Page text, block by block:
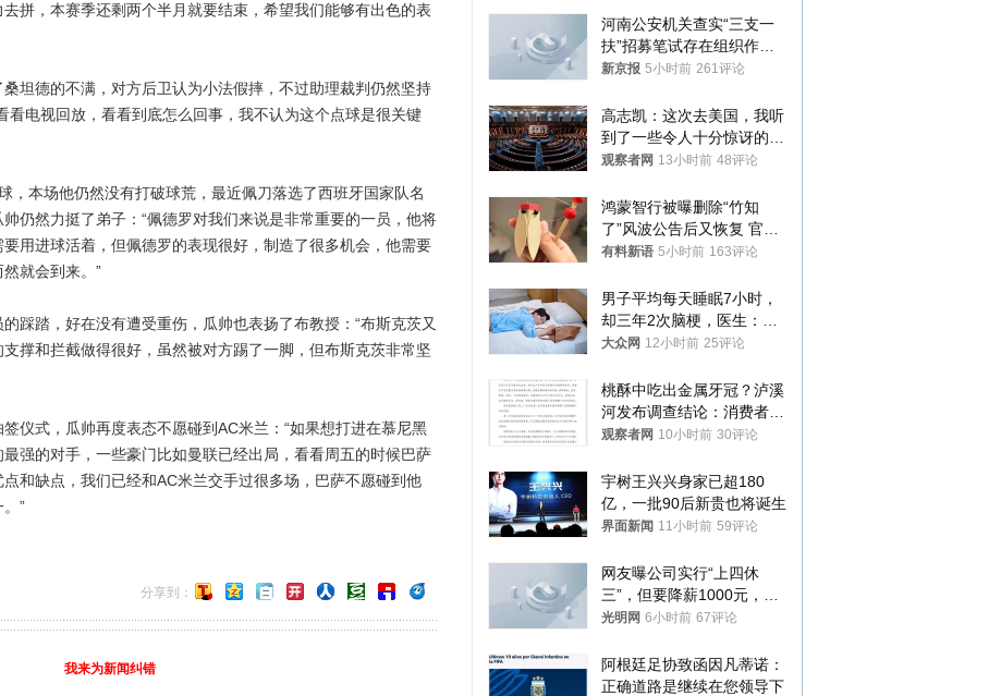
拼，本赛季还剩两个半月就要结束，希望我们能够有出色的表
德的不满，对方后卫认为小法假摔，不过助理裁判仍然坚持
看电视回放，看看到底怎么回事，我不认为这个点球是很关键
本场他仍然没有打破球荒，最近佩刀落选了西班牙国家队名
仍然力挺了弟子：“佩德罗对我们来说是非常重要的一员，他将
用进球活着，但佩德罗的表现很好，制造了很多机会，他需要
就会到来。”
踏，好在没有遭受重伤，瓜帅也表扬了布教授：“布斯克茨又
撑和拦截做得很好，虽然被对方踢了一脚，但布斯克茨非常坚
式，瓜帅再度表态不愿碰到AC米兰：“如果想打进在慕尼黑
强的对手，一些豪门比如曼联已经出局，看看周五的时候巴萨
和缺点，我们已经和AC米兰交手过很多场，巴萨不愿碰到他
”
分享到：
我来为新闻纠错
河南公安机关查实“三支一
扶”招募笔试存在组织作弊
犯罪行为
新京报 5小时前 261评论
高志凯：这次去美国，我听
到了一些令人十分惊讶的消
息
观察者网 13小时前 48评论
鸿蒙智行被曝删除“竹知
了”风波公告后又恢复 官媒
曾力挺：劝华为要大度的，
有料新语 5小时前 163评论
男子平均每天睡眠7小时，
却三年2次脑梗，医生：这
样睡觉更伤身
大众网 12小时前 25评论
桃酥中吃出金属牙冠？泸溪
河发布调查结论：消费者已
澄清，所发视频情况不属实
观察者网 10小时前 30评论
宇树王兴兴身家已超180
亿，一批90后新贵也将诞生
界面新闻 11小时前 59评论
网友曝公司实行“上四休
三”，但要降薪1000元，不
接受只能辞职
光明网 6小时前 67评论
阿根廷足协致函因凡蒂诺：
正确道路是继续在您领导下